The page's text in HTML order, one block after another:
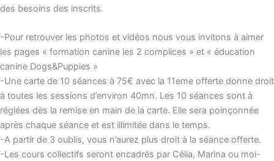
des besoins des inscrits.
-Pour retrouver les photos et vidéos nous vous invitons à aimer
les pages « formation canine les 2 complices » et « éducation
canine Dogs&Puppies »
-Une carte de 10 séances à 75€ avec la 11eme offerte donne droit
à toutes les sessions d’environ 40mn. Les 10 séances sont à
réglées dès la remise en main de la carte. Elle sera poinçonnée
après chaque séance et est illimitée dans le temps.
-A partir de 3 oublis, vous n’aurez plus droit à la séance offerte.
-Les cours collectifs seront encadrés par Célia, Marina ou moi-